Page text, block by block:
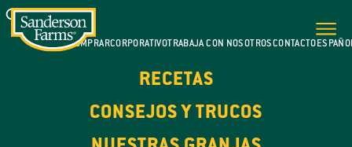
DÓNDE COMPRARCORPORATIVOTRABAJA CON NOSOTROSCONTACTO
RECETAS
CONSEJOS Y TRUCOS